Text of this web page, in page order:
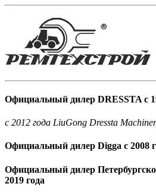
Официальный дилер DRESSTA с
c 2012 года LiuGong Dressta
Официальный дилер Digga с 2008
Официальный дилер
2019 года